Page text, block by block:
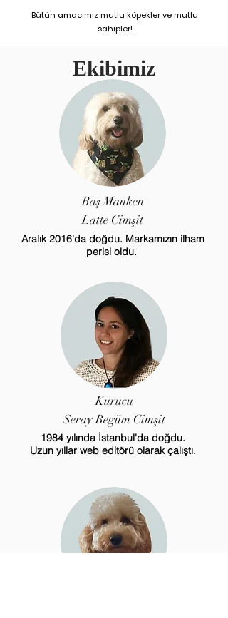
Ekibimiz
Bütün amacımız mutlu köpekler ve mutlu
sahipler!
Kurucu
Seray Begüm Cimşit
Baş Manken
Latte Cimşit
Aralık 2016'da doğdu. Markamızın ilham
perisi oldu.
1984 yılında İstanbul'da doğdu.
Uzun yıllar web editörü olarak çalıştı.